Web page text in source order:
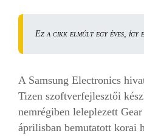
Ez a cikk elmúlt egy éves, így
A Samsung Electronics
Tizen szoftverfejlesztői
nemrégiben leleplezett
áprilisban bemutatott korai